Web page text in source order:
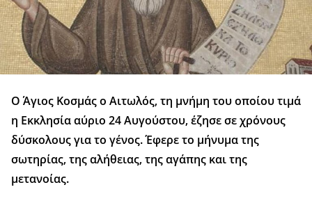
Ο Άγιος Κοσμάς ο Αιτωλός, τη μνήμη του οποίου τιμά
η Εκκλησία αύριο 24 Αυγούστου, έζησε σε χρόνους
δύσκολους για το γένος. Έφερε το μήνυμα της
σωτηρίας, της αλήθειας, της αγάπης και της
μετανοίας.